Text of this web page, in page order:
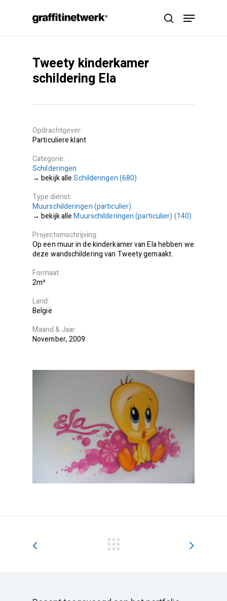
search
Menu
Tweety kinderkamer
schildering Ela
Opdrachtgever
Particuliere klant
Categorie
Schilderingen
Schilderingen (680)
Type dienst
Muurschilderingen (particulier)
Muurschilderingen (particulier) (140)
Projectomschrijving
Op een muur in de kinderkamer van Ela hebben we
deze wandschildering van Tweety gemaakt.
Formaat
2m²
Land
België
Maand
Jaar
November 2009